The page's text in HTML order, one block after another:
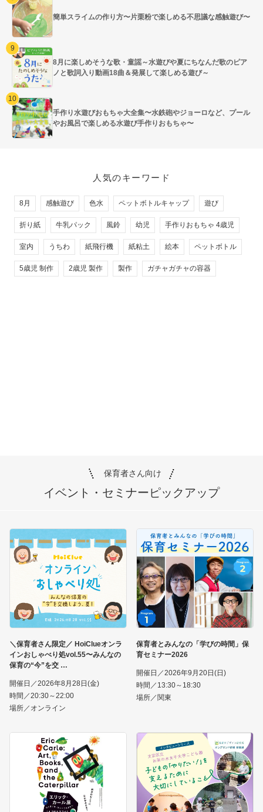
簡単スライムの作り方〜片栗粉で楽しめる不思議な感触遊び〜
8月に楽しめそうな歌・童謡～水遊びや夏にちなんだ歌のピア
ノと歌詞入り動画18曲＆発展して楽しめる遊び～
手作り水遊びおもちゃ大全集〜水鉄砲やジョーロなど、プール
やお風呂で楽しめる水遊び手作りおもちゃ〜
人気のキーワード
8月 感触遊び 色水 ペットボトルキャップ 遊び
折り紙 牛乳パック 風鈴 幼児 手作りおもちゃ 4歳児
室内 うちわ 紙飛行機 紙粘土 絵本 ペットボトル
5歳児 制作 2歳児 製作 製作 ガチャガチャの容器
保育者さん向け
イベント・セミナーピックアップ
＼保育者さん限定／ HoiClueオンラ
インおしゃべり処vol.55〜みんなの
保育の“今”を交
開催日／2026年8月28日(金)
時間／20:30～22:00
場所／オンライン
保育者とみんなの「学びの時間」保
育セミナー2026
開催日／2026年9月20日(日)
時間／13:30～18:30
場所／関東